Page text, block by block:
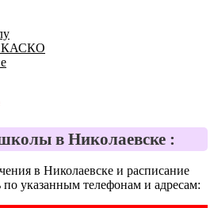
КАСКО
в Николаевске :
в Николаевске и расписание
указанным телефонам и адресам: